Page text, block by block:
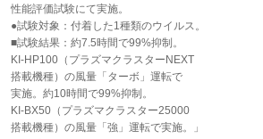
性能評価試験にて実施。
●試験対象：付着した1種類のウイルス。
■試験結果：約7.5時間で99%抑制。
KI-HP100（プラズマクラスターNEXT
搭載機種）の風量「ターボ」運転で
実施。約10時間で99%抑制。
KI-BX50（プラズマクラスター25000
搭載機種）の風量「強」運転で実施。」